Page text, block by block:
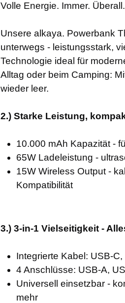
Volle Energie. Immer. Überall.
Unsere alkaya. Powerbank
unterwegs - leistungsstark,
Technologie ideal für
Alltag oder beim Camping:
wieder leer.
2.) Starke Leistung,
10.000 mAh Kapazität -
65W Ladeleistung -
15W Wireless Output -
Kompatibilität
3.) 3-in-1 Vielseitigkeit -
Integrierte Kabel: USB-
4 Anschlüsse: USB-A,
Universell einsetzbar -
mehr